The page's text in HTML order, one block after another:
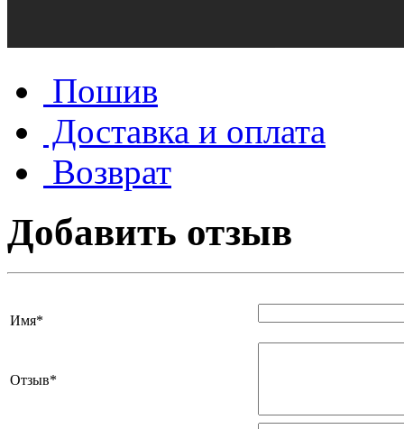
Пошив
Доставка и оплата
Возврат
Добавить отзыв
Имя*
Отзыв*